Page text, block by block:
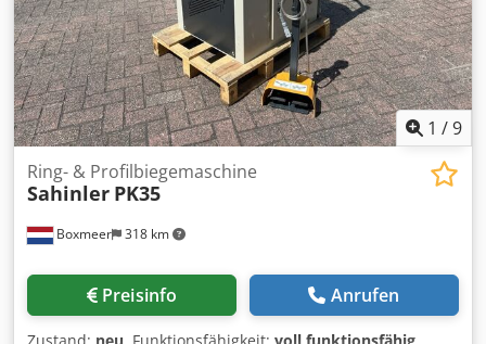
1 /9
Boxmeer 318 km
Ring- & Profilbiegemaschine
Sahinler PK35
Preisinfo Anrufen